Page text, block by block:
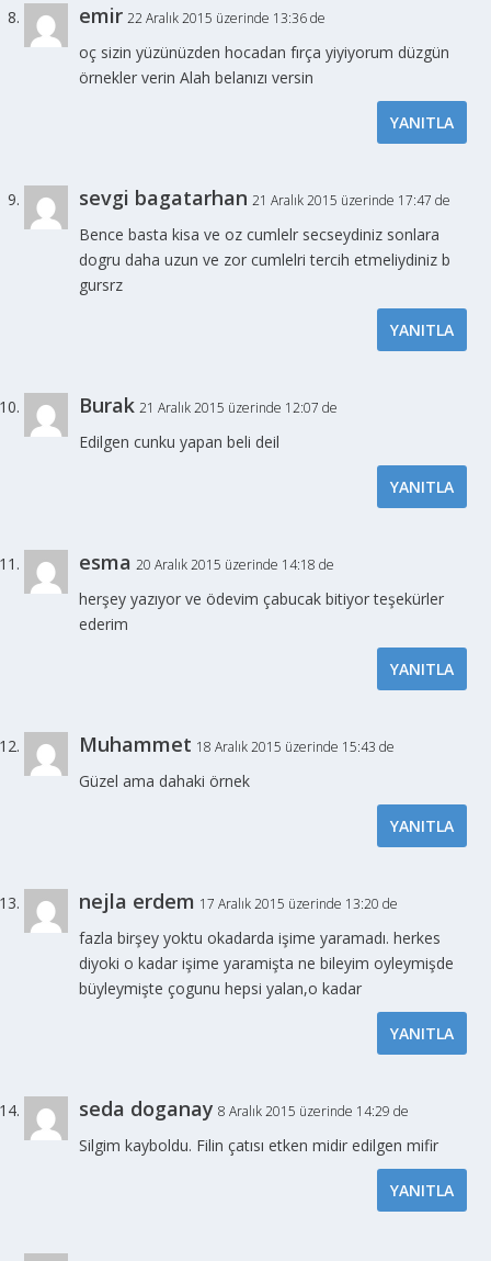
emir 22 Aralık 2015 üzerinde 13:36 de
oç sizin yüzünüzden hocadan fırça yiyiyorum düzgün
örnekler verin Alah belanızı versin
YANITLA
sevgi bagatarhan 21 Aralık 2015 üzerinde 17:47 de
Bence basta kisa ve oz cumlelr secseydiniz sonlara
dogru daha uzun ve zor cumlelri tercih etmeliydiniz b
gursrz
YANITLA
Burak 21 Aralık 2015 üzerinde 12:07 de
Edilgen cunku yapan beli deil
YANITLA
esma 20 Aralık 2015 üzerinde 14:18 de
herşey yazıyor ve ödevim çabucak bitiyor teşekürler
ederim
YANITLA
Muhammet 18 Aralık 2015 üzerinde 15:43 de
Güzel ama dahaki örnek
YANITLA
nejla erdem 17 Aralık 2015 üzerinde 13:20 de
fazla birşey yoktu okadarda işime yaramadı. herkes
diyoki o kadar işime yaramişta ne bileyim oyleymişde
büyleymişte çogunu hepsi yalan,o kadar
YANITLA
seda doganay 8 Aralık 2015 üzerinde 14:29 de
Silgim kayboldu. Filin çatısı etken midir edilgen mifir
YANITLA